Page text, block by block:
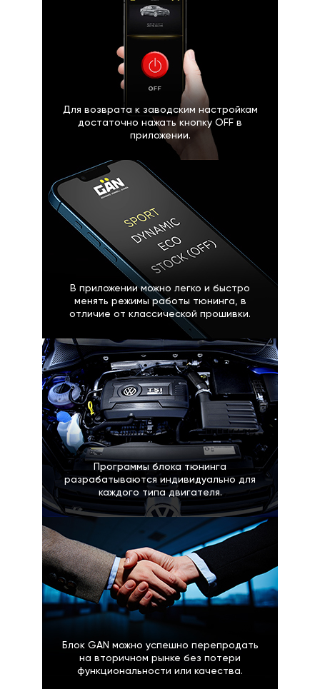
Для возврата к заводским настройкам
достаточно нажать кнопку OFF в
приложении.
В приложении можно легко и быстро
менять режимы работы тюнинга, в
отличие от классической прошивки.
Программы блока тюнинга
разрабатываются индивидуально для
каждого типа двигателя.
Блок GAN можно успешно перепродать
на вторичном рынке без потери
функциональности или качества.